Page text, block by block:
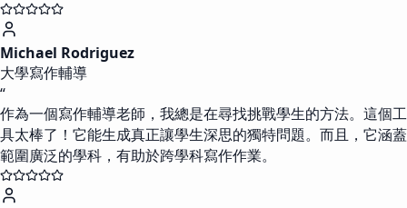
Michael Rodriguez
大學寫作輔導
“
作為一個寫作輔導老師，我總是在尋找挑戰學生的方法。這個工
具太棒了！它能生成真正讓學生深思的獨特問題。而且，它涵蓋
範圍廣泛的學科，有助於跨學科寫作作業。